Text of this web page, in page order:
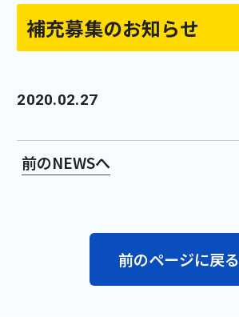
補充募集のお知らせ
2020.02.27
前のNEWSへ
前のページに戻る